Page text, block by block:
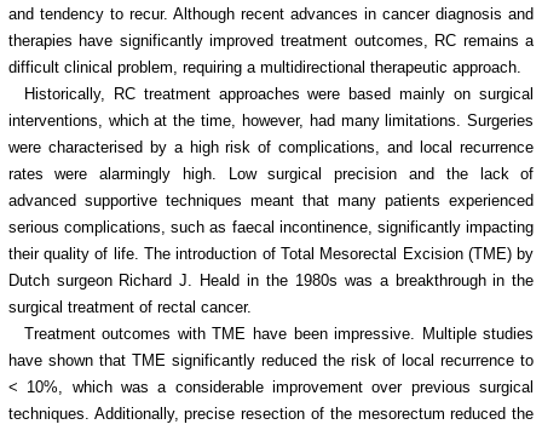
and tendency to recur. Although recent advances in cancer diagnosis and
therapies have significantly improved treatment outcomes, RC remains a
difficult clinical problem, requiring a multidirectional therapeutic approach.
Historically, RC treatment approaches were based mainly on surgical
interventions, which at the time, however, had many limitations. Surgeries
were characterised by a high risk of complications, and local recurrence
rates were alarmingly high. Low surgical precision and the lack of
advanced supportive techniques meant that many patients experienced
serious complications, such as faecal incontinence, significantly impacting
their quality of life. The introduction of Total Mesorectal Excision (TME) by
Dutch surgeon Richard J. Heald in the 1980s was a breakthrough in the
surgical treatment of rectal cancer.
Treatment outcomes with TME have been impressive. Multiple studies
have shown that TME significantly reduced the risk of local recurrence to
< 10%, which was a considerable improvement over previous surgical
techniques. Additionally, precise resection of the mesorectum reduced the